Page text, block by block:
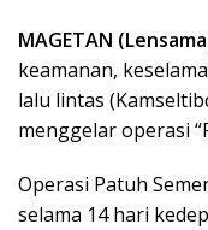
MAGETAN
keamanan,
lalu lintas
menggelar operasi
Operasi Patuh
selama 14 hari